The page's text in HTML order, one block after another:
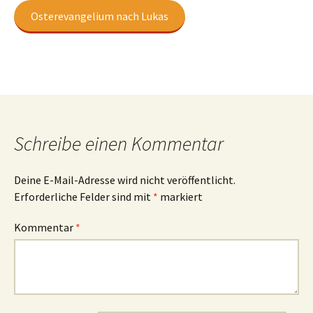
Osterevangelium nach Lukas
Schreibe einen Kommentar
Deine E-Mail-Adresse wird nicht veröffentlicht.
Erforderliche Felder sind mit * markiert
Kommentar *